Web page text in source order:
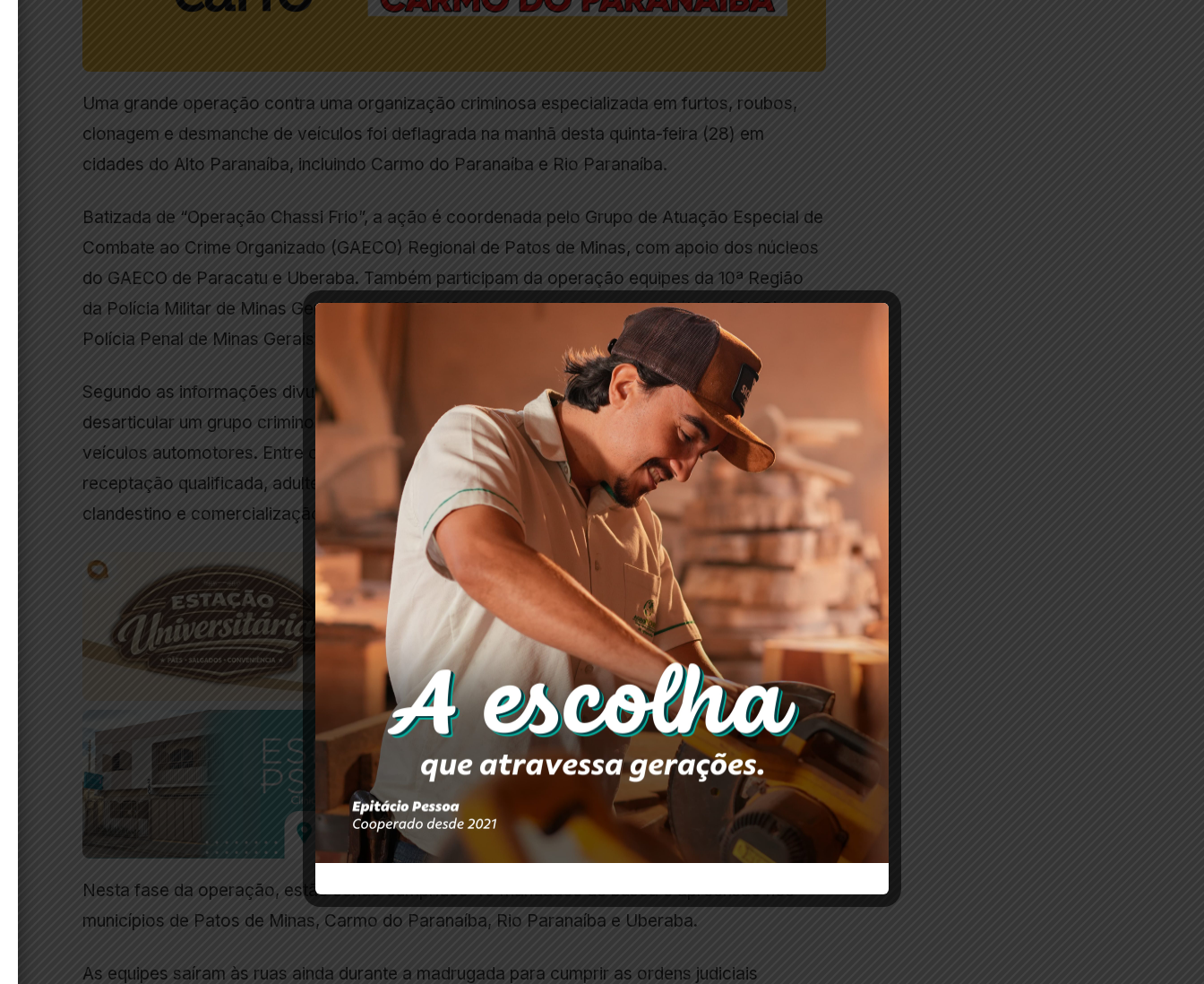
Uma grande operação contra uma organização criminosa especializada em furtos, roubos,
clonagem e desmanche de veículos foi deflagrada na manhã desta quinta-feira (28) em
cidades do Alto Paranaíba, incluindo Carmo do Paranaíba e Rio Paranaíba.
Batizada de “Operação Chassi Frio”, a ação é coordenada pelo Grupo de Atuação Especial de
Combate ao Crime Organizado (GAECO) Regional de Patos de Minas, com apoio dos núcleos
do GAECO de Paracatu e Uberaba. Também participam da operação equipes da 10ª Região
da Polícia Militar de Minas Gerais e da 10ª Região Integrada de Segurança Pública (RISP) da
Polícia Penal de Minas Gerais.
Segundo as informações divulgadas pelas autoridades, a investigação tem como foco
desarticular um grupo criminoso envolvido em diversos crimes ligados ao mercado ilegal de
veículos automotores. Entre os delitos investigados estão furtos e roubos de veículos,
receptação qualificada, adulteração de sinais identificadores, clonagem, desmanche
clandestino e comercialização de peças automotivas de origem ilícita.
Nesta fase da operação, estão sendo cumpridos 40 mandados de busca e apreensão nos
municípios de Patos de Minas, Carmo do Paranaíba, Rio Paranaíba e Uberaba.
As equipes saíram às ruas ainda durante a madrugada para cumprir as ordens judiciais